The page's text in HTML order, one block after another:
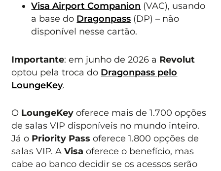
Visa Airport Companion (VAC), usando
a base do Dragonpass (DP) – não
disponível nesse cartão.
Importante: em junho de 2026 a Revolut
optou pela troca do Dragonpass pelo
LoungeKey.
O LoungeKey oferece mais de 1.700 opções
de salas VIP disponíveis no mundo inteiro.
Já o Priority Pass oferece 1.800 opções de
salas VIP. AVisa oferece o benefício, mas
cabe ao banco decidir se os acessos serão